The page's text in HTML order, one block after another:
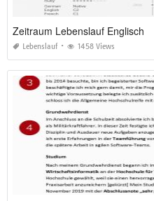
Zeitraum Lebenslauf Englisch
Lebenslauf 1458 Views